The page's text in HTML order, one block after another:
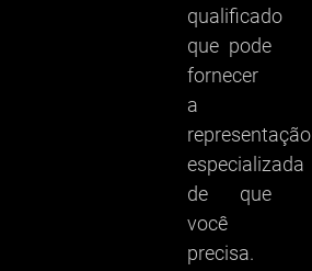
qualificado
que pode
fornecer
a
representação
especializada
de que
você
precisa.